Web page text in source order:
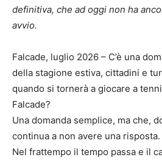
definitiva, che ad oggi non ha
avvio.
Falcade, luglio 2026 – C’è una
della stagione estiva, cittadini e
quando si tornerà a giocare a
Falcade?
Una domanda semplice, ma che,
continua a non avere una risposta.
Nel frattempo il tempo passa e il